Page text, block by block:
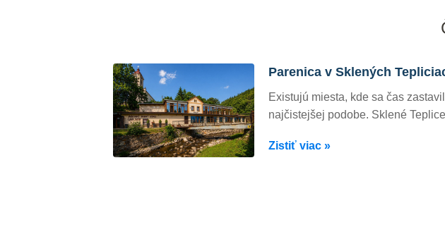
Parenica v Sklených
Existujú miesta, kde sa čas
najčistejšej podobe. Sklené
Zistiť viac »